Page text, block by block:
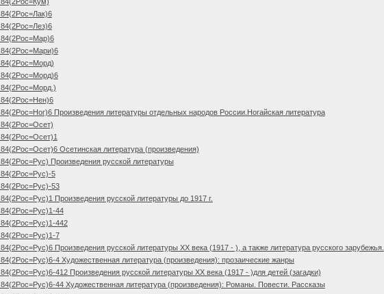
84(2Рос=Лак)6
84(2Рос=Лез)6
84(2Рос=Мар)6
84(2Рос=Мари)6
84(2Рос=Морд)
84(2Рос=Морд)6
84(2Рос=Морд.)
84(2Рос=Нен)6
84(2Рос=Ног)6 Произведения литературы отдельных народов России.Ногайская литература
84(2Рос=Осет)
84(2Рос=Осет)1
84(2Рос=Осет)6 Осетинская литература (произведения)
84(2Рос=Рус) Произведения русской литературы
84(2Рос=Рус)-5
84(2Рос=Рус)-53
84(2Рос=Рус)1 Произведения русской литературы до 1917 г.
84(2Рос=Рус)1-44
84(2Рос=Рус)1-442
84(2Рос=Рус)1-7
84(2Рос=Рус)6 Произведения русской литературы XX века (1917 - ), а также литература русского зарубежья.
84(2Рос=Рус)6-4 Художественная литература (произведения): прозаические жанры
84(2Рос=Рус)6-412 Произведения русской литературы XX века (1917 - )для детей (загадки)
84(2Рос=Рус)6-44 Художественная литература (произведения): Романы. Повести. Рассказы